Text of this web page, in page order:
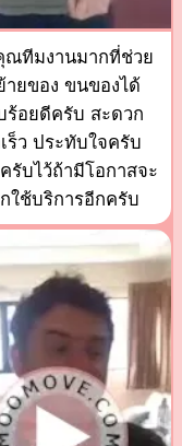
ณทีมงานมากที่ช่วย
ายของ ขนของได้
ร้อยดีครับ สะดวก
ร็ว ประทับใจครับ
รับไว้ถ้ามีโอกาสจะ
กใช้บริการอีกครับ